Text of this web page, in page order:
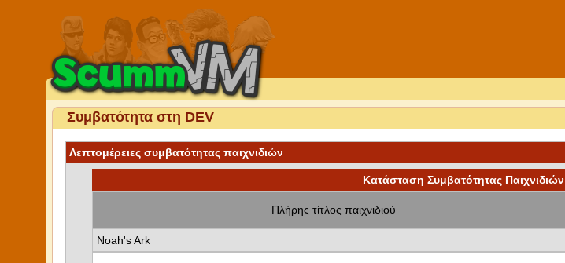
Συμβατότητα στη DEV
Λεπτομέρειες συμβατότητας παιχνιδιών
Κατάσταση Συμβατότητας Παιχνιδιών
Πλήρης τίτλος παιχνιδιού
Noah's Ark